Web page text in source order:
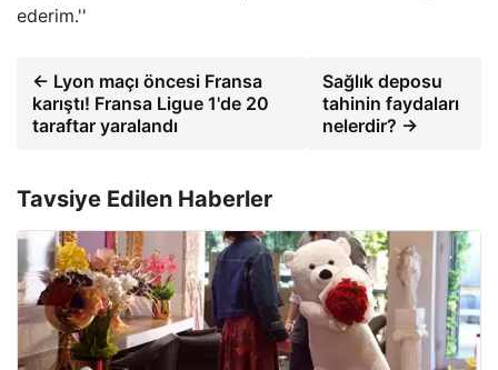
ederim.''
← Lyon maçı öncesi Fransa
karıştı! Fransa Ligue 1'de 20
taraftar yaralandı
Sağlık deposu
tahinin faydaları
nelerdir? →
Tavsiye Edilen Haberler